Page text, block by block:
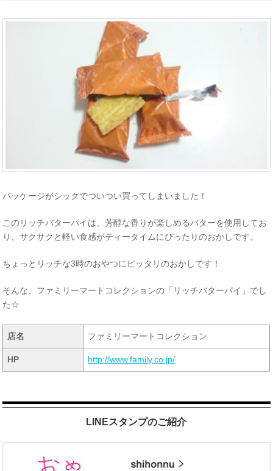
パッケージがシックでついつい買ってしまいました！
このリッチバターパイは、芳醇な香りが楽しめるバターを使用してお
り、サクサクと軽い食感がティータイムにぴったりのおかしです。
ちょっとリッチな3時のおやつにピッタリのおかしです！
そんな、ファミリーマートコレクションの「リッチバターパイ」でし
た☆
店名 ファミリーマートコレクション
HP http://www.family.co.jp/
LINEスタンプのご紹介